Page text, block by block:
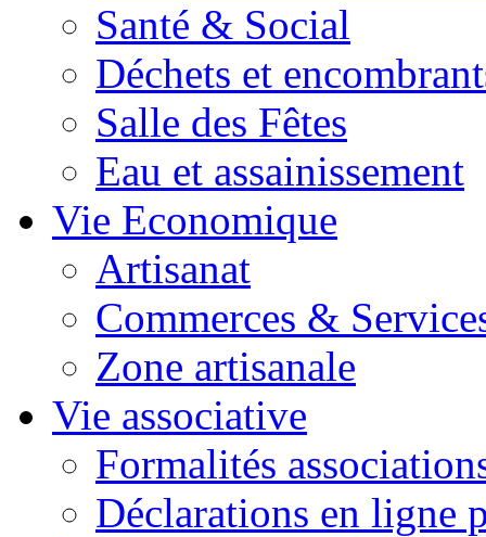
Santé & Social
Déchets et
Salle des Fêtes
Eau et assainissement
Vie Economique
Artisanat
Commerces &
Zone artisanale
Vie associative
Formalités
Déclarations en ligne